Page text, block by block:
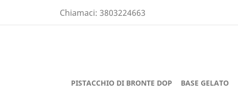
Chiamaci: 3803224663
PISTACCHIO DI BRONTE DOP BASE GELATO